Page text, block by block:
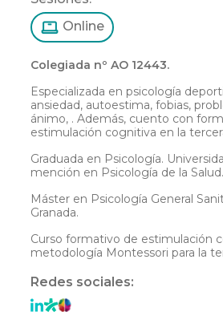
Online
Colegiada nº AO 12443.
Especializada en psicología
ansiedad, autoestima, fobias,
ánimo, . Además, cuento con
estimulación cognitiva en la
Graduada en Psicología.
mención en Psicología de la Salud.
Máster en Psicología General
Granada.
Curso formativo de estimulación
metodología Montessori para la
Redes sociales: